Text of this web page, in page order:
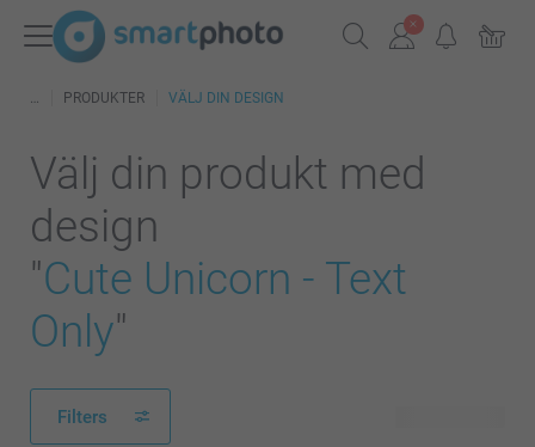
PRODUKTER VÄLJ DIN DESIGN
Välj din produkt med
design
"Cute Unicorn - Text
Only"
Filters